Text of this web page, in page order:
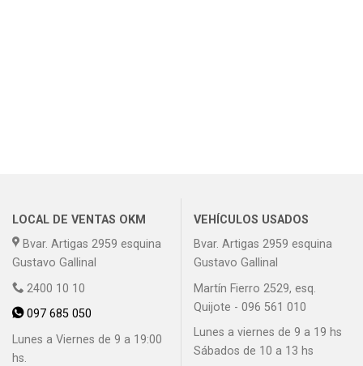
LOCAL DE VENTAS OKM
Bvar. Artigas 2959 esquina
Gustavo Gallinal
2400 10 10
097 685 050
Lunes a Viernes de 9 a 19:00
hs.
VEHÍCULOS USADOS
Bvar. Artigas 2959 esquina
Gustavo Gallinal
Martín Fierro 2529, esq.
Quijote - 096 561 010
Lunes a viernes de 9 a 19 hs
Sábados de 10 a 13 hs